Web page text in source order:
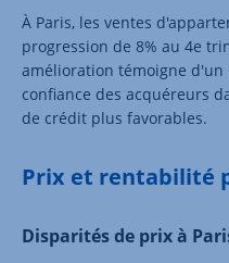
À Paris, les ventes
progression de 8% au 4e
amélioration témoigne
confiance des acquéreurs
de crédit plus favorables.
Prix et rentabilité
Disparités de prix à